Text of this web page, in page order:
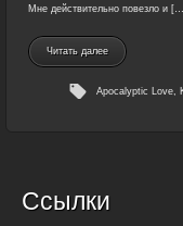
Мне действительно повезло и
Читать далее
Apocalyptic Love,
Ссылки